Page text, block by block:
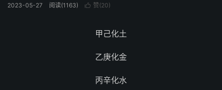
2023-05-27 阅读(1163)  赞(20)
甲己化土
乙庚化金
丙辛化水